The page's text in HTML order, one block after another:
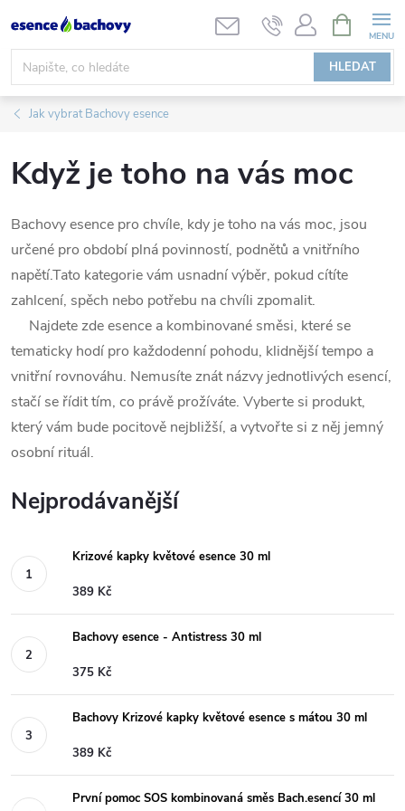
na
obsah
HLEDAT
NÁKUPNÍ
KOŠÍK
Jak vybrat Bachovy esence
Když je toho na vás moc
Bachovy esence pro chvíle, kdy je toho na vás moc, jsou
určené pro období plná povinností, podnětů a vnitřního
napětí.Tato kategorie vám usnadní výběr, pokud cítíte
zahlcení, spěch nebo potřebu na chvíli zpomalit.
Najdete zde esence a kombinované směsi, které se
tematicky hodí pro každodenní pohodu, klidnější tempo a
vnitřní rovnováhu. Nemusíte znát názvy jednotlivých esencí,
stačí se řídit tím, co právě prožíváte. Vyberte si produkt,
který vám bude pocitově nejbližší, a vytvořte si z něj jemný
osobní rituál.
Nejprodávanější
Krizové kapky květové esence 30 ml
389 Kč
Bachovy esence - Antistress 30 ml
375 Kč
Bachovy Krizové kapky květové esence s mátou 30 ml
389 Kč
První pomoc SOS kombinovaná směs Bach.esencí 30 ml